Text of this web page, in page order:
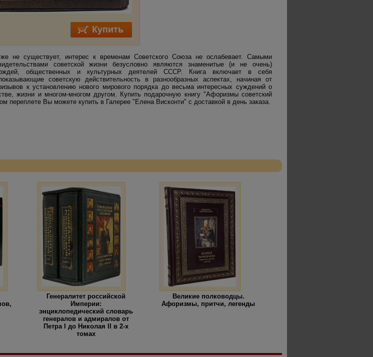
не существует, интерес к временам Советского Союза не ослабевает. Самыми
советской жизни безусловно являются знаменитые (и не очень)
общественных и культурных деятелей СССР. Книга включает в себя
советскую действительность в разнообразных аспектах, начиная от
к установлению нового мирового порядка до весьма интересных суждений о
жизни и многом-многом другом. Купить подарочную книгу "Афоризмы советский
переплете Вы можете купить в Галерее "Елена Висконти" с доставкой в день заказа.
Генералитет российской
Империи:
энциклопедический словарь
генералов и адмиралов от
Петра I до Николая II в 2-х
томах
Великие полководцы.
Афоризмы, притчи, легенды